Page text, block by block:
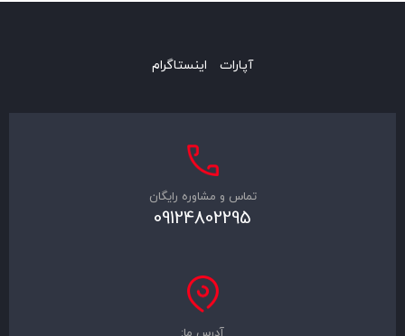
آپارات اینستاگرام
تماس و مشاوره رایگان
09124802295